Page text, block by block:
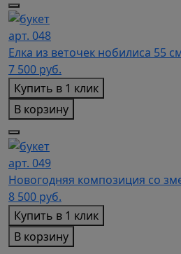
арт. 048
Елка из веточек нобилиса 55
7 500 руб.
Купить в 1 клик
В корзину
арт. 049
Новогодняя композиция со
8 500 руб.
Купить в 1 клик
В корзину